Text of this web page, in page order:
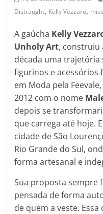
Distraught, Kelly Vezzaro,
A gaúcha Kelly
Unholy Art, construiu
década uma trajetória
figurinos e acessórios
em Moda pela
2012 com o nome
depois se
que carrega até hoje.
cidade de São
Rio Grande do Sul,
forma artesanal e
Sua proposta sempre
pensada de forma
de quem a veste.